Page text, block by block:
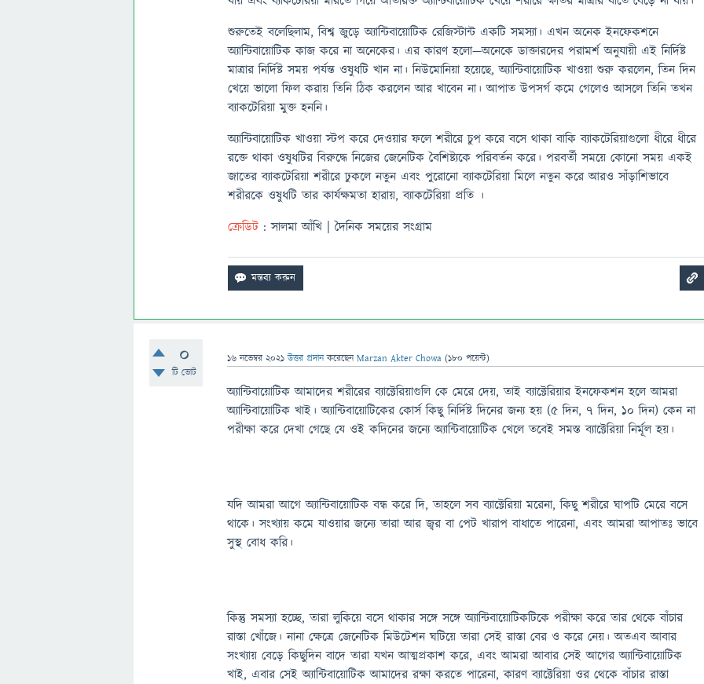
শুরুতেই বলেছিলাম, বিশ্ব জুড়ে অ্যান্টিবায়োটিক রেজিস্টান্ট একটি সমস্যা। এখন অনেক ইনফেকশনে
অ্যান্টিবায়োটিক কাজ করে না অনেকের। এর কারণ হলো—অনেকে ডাক্তারদের পরামর্শ অনুযায়ী এই নির্দিষ্ট
মাত্রার নির্দিষ্ট সময় পর্যন্ত ওষুধটি খান না। নিউমোনিয়া হয়েছে, অ্যান্টিবায়োটিক খাওয়া শুরু করলেন, তিন দিন
খেয়ে ভালো ফিল করায় তিনি ঠিক করলেন আর খাবেন না। আপাত উপসর্গ কমে গেলেও আসলে তিনি তখন
ব্যাকটেরিয়া মুক্ত হননি।
অ্যান্টিবায়োটিক খাওয়া স্টপ করে দেওয়ার ফলে শরীরে চুপ করে বসে থাকা বাকি ব্যাকটেরিয়াগুলো ধীরে ধীরে
রক্তে থাকা ওষুধটির বিরুদ্ধে নিজের জেনেটিক বৈশিষ্ট্যকে পরিবর্তন করে। পরবর্তী সময়ে কোনো সময় একই
জাতের ব্যাকটেরিয়া শরীরে ঢুকলে নতুন এবং পুরোনো ব্যাকটেরিয়া মিলে নতুন করে আরও সাঁড়াশিভাবে
শরীরকে ওষুধটি তার কার্যক্ষমতা হারায়, ব্যাকটেরিয়া প্রতি ।
ক্রেডিট: সালমা আঁখি | দৈনিক সময়ের সংগ্রাম
0
টি ভোট
16 নভেম্বর 2021 উত্তর প্রদান করেছেনMarzan Akter Chowa (180 পয়েন্ট)
অ্যান্টিবায়োটিক আমাদের শরীরের ব্যাক্টেরিয়াগুলি কে মেরে দেয়, তাই ব্যাক্টেরিয়ার ইনফেকশন হলে আমরা
অ্যান্টিবায়োটিক খাই। অ্যান্টিবায়োটিকের কোর্স কিছু নির্দিষ্ট দিনের জন্য হয় (৫ দিন, ৭ দিন, ১০ দিন) কেন না
পরীক্ষা করে দেখা গেছে যে ওই কদিনের জন্যে অ্যান্টিবায়োটিক খেলে তবেই সমস্ত ব্যাক্টেরিয়া নির্মূল হয়।
যদি আমরা আগে অ্যান্টিবায়োটিক বন্ধ করে দি, তাহলে সব ব্যাক্টেরিয়া মরেনা, কিছু শরীরে ঘাপটি মেরে বসে
থাকে। সংখ্যায় কমে যাওয়ার জন্যে তারা আর জ্বর বা পেট খারাপ বাধাতে পারেনা, এবং আমরা আপাতঃ ভাবে
সুস্থ বোধ করি।
কিন্তু সমস্যা হচ্ছে, তারা লুকিয়ে বসে থাকার সঙ্গে সঙ্গে অ্যান্টিবায়োটিকটিকে পরীক্ষা করে তার থেকে বাঁচার
রাস্তা খোঁজে। নানা ক্ষেত্রে জেনেটিক মিউটেশন ঘটিয়ে তারা সেই রাস্তা বের ও করে নেয়। অতএব আবার
সংখ্যায় বেড়ে কিছুদিন বাদে তারা যখন আত্মপ্রকাশ করে, এবং আমরা আবার সেই আগের অ্যান্টিবায়োটিক
খাই, এবার সেই অ্যান্টিবায়োটিক আমাদের রক্ষা করতে পারেনা, কারণ ব্যাক্টেরিয়া ওর থেকে বাঁচার রাস্তা